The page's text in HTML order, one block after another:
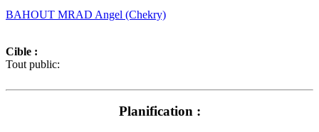
BAHOUT MRAD Angel (Chekry)
Cible :
Tout public:
Planification :